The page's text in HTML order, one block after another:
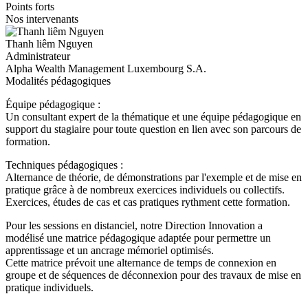
Points forts
Nos intervenants
Thanh liêm Nguyen
Administrateur
Alpha Wealth Management Luxembourg S.A.
Modalités pédagogiques
Équipe pédagogique :
Un consultant expert de la thématique et une équipe pédagogique en
support du stagiaire pour toute question en lien avec son parcours de
formation.
Techniques pédagogiques :
Alternance de théorie, de démonstrations par l'exemple et de mise en
pratique grâce à de nombreux exercices individuels ou collectifs.
Exercices, études de cas et cas pratiques rythment cette formation.
Pour les sessions en distanciel, notre Direction Innovation a
modélisé une matrice pédagogique adaptée pour permettre un
apprentissage et un ancrage mémoriel optimisés.
Cette matrice prévoit une alternance de temps de connexion en
groupe et de séquences de déconnexion pour des travaux de mise en
pratique individuels.